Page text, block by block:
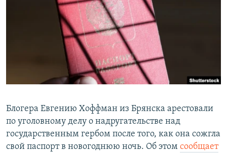
РАСПИСАНИЕ ВЕЩАНИЯ
ПОДПИШИТЕСЬ НА РАССЫЛКУ
СОЦИАЛЬНЫЕ СЕТИ
Все сайты РСЕ/РС
Блогера Евгению Хоффман из Брянска арестовали
по уголовному делу о надругательстве над
государственным гербом после того, как она сожгла
свой паспорт в новогоднюю ночь. Об этом сообщает